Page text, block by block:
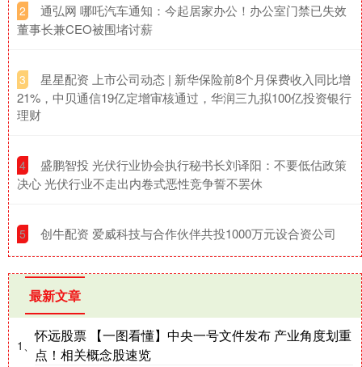
2
​通弘网 哪吒汽车通知：今起居家办公！办公室门禁已失效
董事长兼CEO被围堵讨薪
3
​星星配资 上市公司动态 | 新华保险前8个月保费收入同比增
21%，中贝通信19亿定增审核通过，华润三九拟100亿投资银行
理财
4
​盛鹏智投 光伏行业协会执行秘书长刘译阳：不要低估政策
决心 光伏行业不走出内卷式恶性竞争誓不罢休
5 ​创牛配资 爱威科技与合作伙伴共投1000万元设合资公司
最新文章
1、
怀远股票 【一图看懂】中央一号文件发布 产业角度划重
点！相关概念股速览